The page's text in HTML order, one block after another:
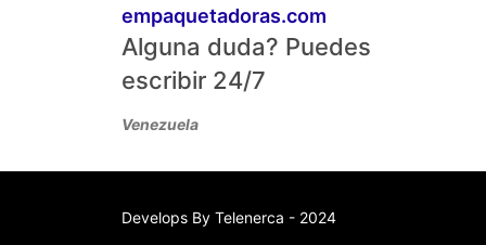
empaquetadoras.com
Alguna duda? Puedes
escribir 24/7
Venezuela
Develops By Telenerca - 2024